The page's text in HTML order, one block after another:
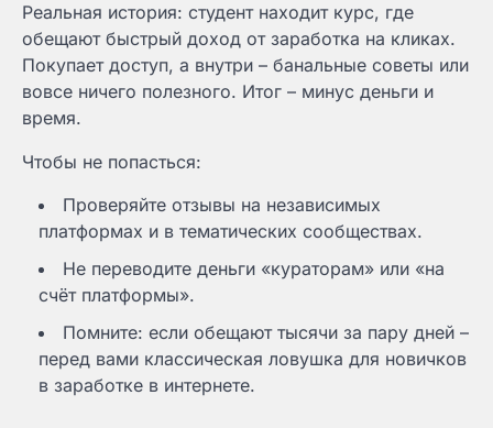
Реальная история: студент находит курс, где
обещают быстрый доход от заработка на кликах.
Покупает доступ, а внутри – банальные советы или
вовсе ничего полезного. Итог – минус деньги и
время.
Чтобы не попасться:
Проверяйте отзывы на независимых
платформах и в тематических сообществах.
Не переводите деньги «кураторам» или «на
счёт платформы».
Помните: если обещают тысячи за пару дней –
перед вами классическая ловушка для новичков
в заработке в интернете.